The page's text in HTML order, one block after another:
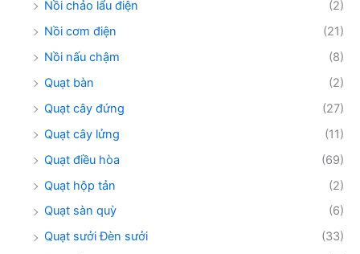
Nồi chảo lẩu điện
(2)
Nồi cơm điện
(21)
Nồi nấu chậm
(8)
Quạt bàn
(2)
Quạt cây đứng
(27)
Quạt cây lửng
(11)
Quạt điều hòa
(69)
Quạt hộp tản
(2)
Quạt sàn quỳ
(6)
Quạt sưởi Đèn sưởi
(33)